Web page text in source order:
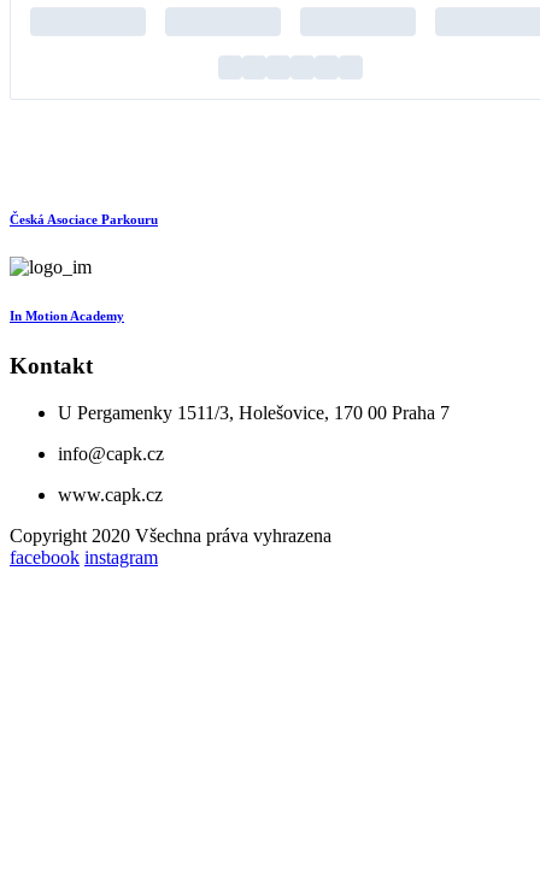
Česká Asociace Parkouru
In Motion Academy
Kontakt
U Pergamenky 1511/3, Holešovice, 170 00 Praha 7
info@capk.cz
www.capk.cz
Copyright 2020 Všechna práva vyhrazena
facebook instagram